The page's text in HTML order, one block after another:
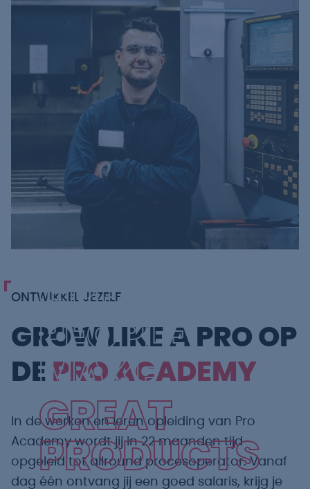
GREAT
PEOPLE
MAKE
GREAT
PRODUCTS
ONTWIKKEL JEZELF
GROW LIKE A PRO OP
DE PRO ACADEMY
In de werken en leren opleiding van Pro
Academy wordt jij in 22 maanden tijd
opgeleid tot allround procesoperator. Vanaf
dag één ontvang jij een goed salaris, krijg je